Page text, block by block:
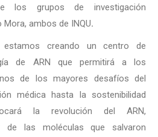
los grupos de investigación
ambos de INQU.
creando un centro de
de ARN que permitirá a los
de los mayores desafíos del
médica hasta la sostenibilidad
la revolución del ARN,
de las moléculas que salvaron